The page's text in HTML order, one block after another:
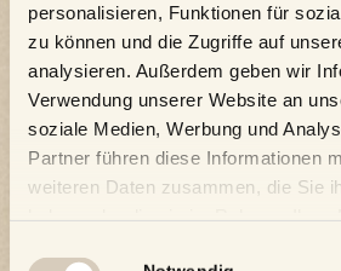
personalisieren, Funktionen für
zu können und die Zugriffe auf
analysieren. Außerdem geben wir
Verwendung unserer Website an
soziale Medien, Werbung und
Partner führen diese Informationen
weiteren Daten zusammen, die Sie